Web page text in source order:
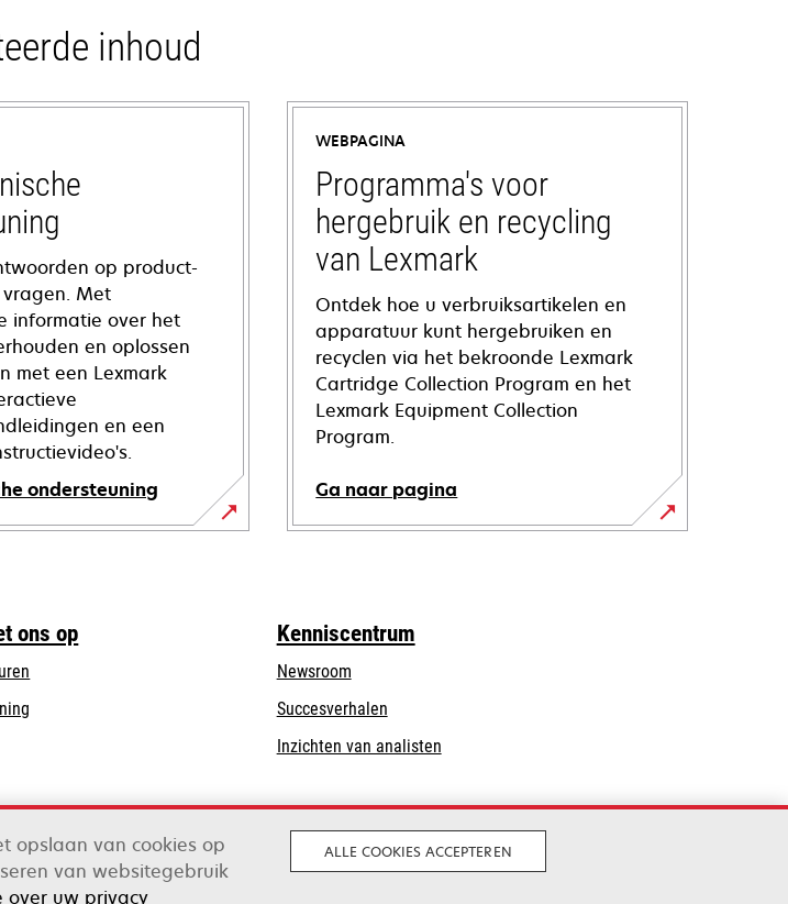
inhoud
op product-
Met
informatie over het
en oplossen
met een Lexmark
en een
ondersteuning
WEBPAGINA
Programma's voor
hergebruik en recycling
van Lexmark
Ontdek hoe u verbruiksartikelen en
apparatuur kunt hergebruiken en
recyclen via het bekroonde Lexmark
Cartridge Collection Program en het
Lexmark Equipment Collection
Program.
Ga naar pagina
ons op
tab
Kenniscentrum
Newsroom
Succesverhalen
Inzichten van analisten
opslaan van cookies op
van websitegebruik
over uw privacy
ALLE COOKIES ACCEPTEREN